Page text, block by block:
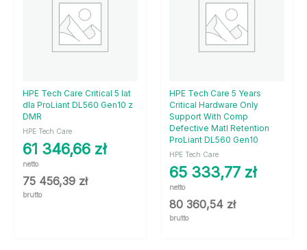
HPE Tech Care Critical 5 lat
dla ProLiant DL560 Gen10 z
DMR
HPE Tech Care
61 346,66 zł
netto
75 456,39 zł
brutto
HPE Tech Care 5 Years
Critical Hardware Only
Support With Comp
Defective Matl Retention
ProLiant DL560 Gen10
HPE Tech Care
65 333,77 zł
netto
80 360,54 zł
brutto